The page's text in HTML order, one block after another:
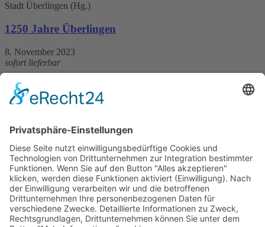
Stadt Überlingen (Hg.)
1250 Jahre Überlingen
8. November 2023
sofort lieferbar
704 Seiten, 24,5 x 27,4 cm
38,– €
Print
Wolfgang Wenzel
150 Jahre Eisenbahnen in Sigmaringen
21. Juli 2023